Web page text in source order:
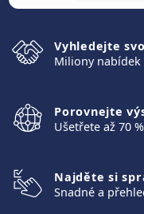
Vyhledejte
Miliony nabídek
Porovnejte
Ušetřete až 70 %
Najděte si
Snadné a